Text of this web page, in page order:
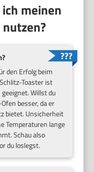
meinen
den Erfolg beim
Toaster ist
Willst du
besser, da er
bietet. Unsicherheit
Temperaturen lange
Schau also
du loslegst.